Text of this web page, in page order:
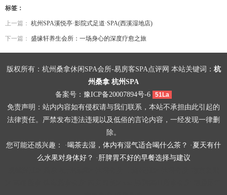
标签：
上一篇： 杭州SPA溪悦亭·影院式足道·SPA(西溪湿地店)
下一篇： 盛缘轩养生会所：一场身心的深度疗愈之旅
版权所有：杭州桑拿休闲SPA会所-易房客SPA点评网 本站关键词： 杭
州桑拿 杭州SPA
备案号： 豫ICP备20007894号-6 51La
免责声明：站内内容如有侵权请与我们联系，本站不承担由此引起的
法律责任。严禁发布违法违规以及低俗的言论内容，一经发现一律删
除。
您可能还感兴趣： ·喝茶去湿，体内有湿气适合喝什么茶？ · 夏天有什
么水果对身体好？ · 肝脾胃不好的早餐选择与建议